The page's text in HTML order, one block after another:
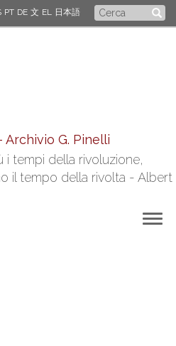
Form
PT DE 文 EL 日本語
G. Pinelli
i tempi della rivoluzione,
il tempo della rivolta - Albert